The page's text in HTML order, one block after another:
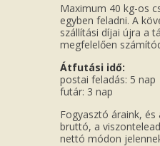
Maximum 40 kg-os
egyben feladni. A
szállítási díjai újra a
megfelelően
Átfutási idő:
postai feladás: 5 nap
futár: 3 nap
Fogyasztó áraink, és
bruttó, a
nettó módon